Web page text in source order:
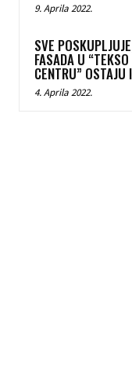
9. Aprila 2022.
SVE
FASADA U “TEKSO
CENTRU” OSTAJU
4. Aprila 2022.